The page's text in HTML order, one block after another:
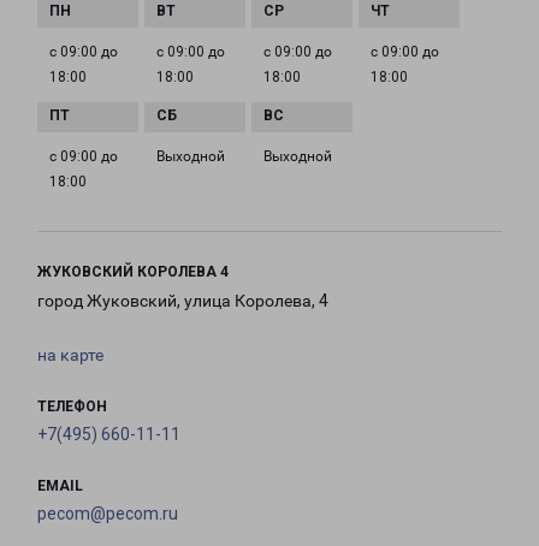
с 09:00 до
18:00
с 09:00 до
18:00
с 09:00 до
18:00
с 09:00 до
18:00
с 09:00 до
18:00
Выходной Выходной
ЖУКОВСКИЙ КОРОЛЕВА 4
город Жуковский, улица Королева, 4
на карте
ТЕЛЕФОН
+7(495) 660-11-11
EMAIL
pecom@pecom.ru